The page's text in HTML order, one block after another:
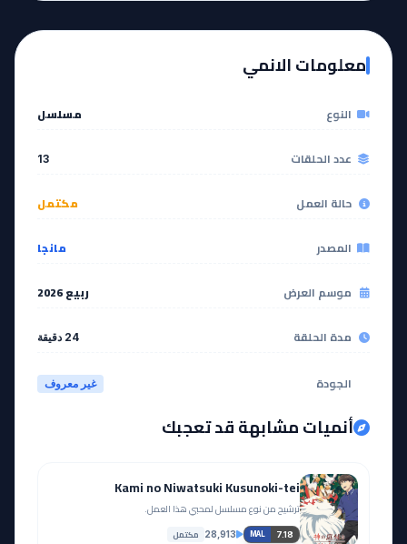
مشاهدة
معلومات الانمي
النوع مسلسل
عدد الحلقات 13
حالة العمل مكتمل
المصدر مانجا
موسم العرض ربيع 2026
مدة الحلقة 24 دقيقة
الجودة غير معروف
أنميات مشابهة قد تعجبك
Kami no Niwatsuki Kusunoki-tei
ترشيح من نوع مسلسل لمحبي هذا العمل.
MAL 7.18
28,913 مكتمل